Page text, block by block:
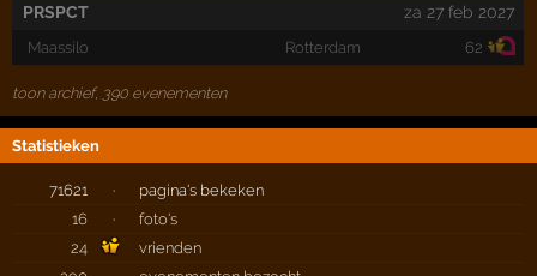
PRSPCT za 27 feb 2027
Maassilo Rotterdam 62
toon archief, 390 evenementen
Statistieken
71621 ·
pagina's bekeken
16
·
foto's
24
vrienden